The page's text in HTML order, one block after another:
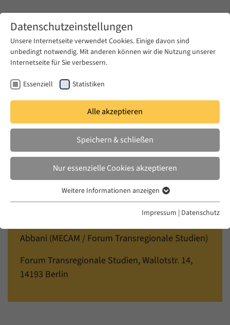
Zum Hauptinhalt springen
MI. 04 FEB. 2026|17:00–18:30
Mourning Iran: Performing
Politics, Mediating Authenticity
Nahid Siamdoust (EUME Fellow of the Alexander
Abbani (MECAM / Forum Transregionale Studien)
Forum Transregionale Studien, Wallotstr. 14,
14193 Berlin
Datenschutzeinstellungen
Unsere Internetseite verwendet Cookies. Einige davon sind
unbedingt notwendig. Mit anderen können wir die Nutzung unserer
Internetseite für Sie verbessern.
Essenziell Statistiken
Alle akzeptieren
Speichern & schließen
Nur essenzielle Cookies akzeptieren
Essenzielle Cookies werden für grundlegende Funktionen der
einwandfrei funktioniert.
Anbieter
Statistiken
Inhalte unserer Internetseite erstellen. Die Statistiken verwalten
Weitere Informationen anzeigen
Impressum | Datenschutz